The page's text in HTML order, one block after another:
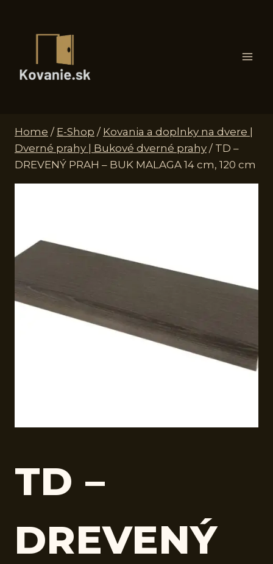
Home / E-Shop / Kovania a doplnky na dvere |
Dverné prahy | Bukové dverné prahy / TD –
DREVENÝ PRAH – BUK MALAGA 14 cm, 120 cm
TD –
DREVENÝ